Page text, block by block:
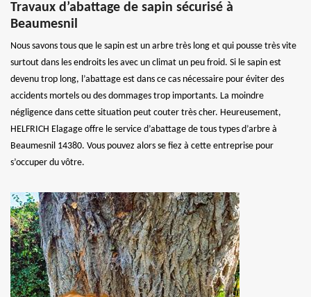
Travaux d’abattage de sapin sécurisé à
Beaumesnil
Nous savons tous que le sapin est un arbre très long et qui pousse très vite
surtout dans les endroits les avec un climat un peu froid. Si le sapin est
devenu trop long, l’abattage est dans ce cas nécessaire pour éviter des
accidents mortels ou des dommages trop importants. La moindre
négligence dans cette situation peut couter très cher. Heureusement,
HELFRICH Elagage offre le service d’abattage de tous types d’arbre à
Beaumesnil 14380. Vous pouvez alors se fiez à cette entreprise pour
s’occuper du vôtre.